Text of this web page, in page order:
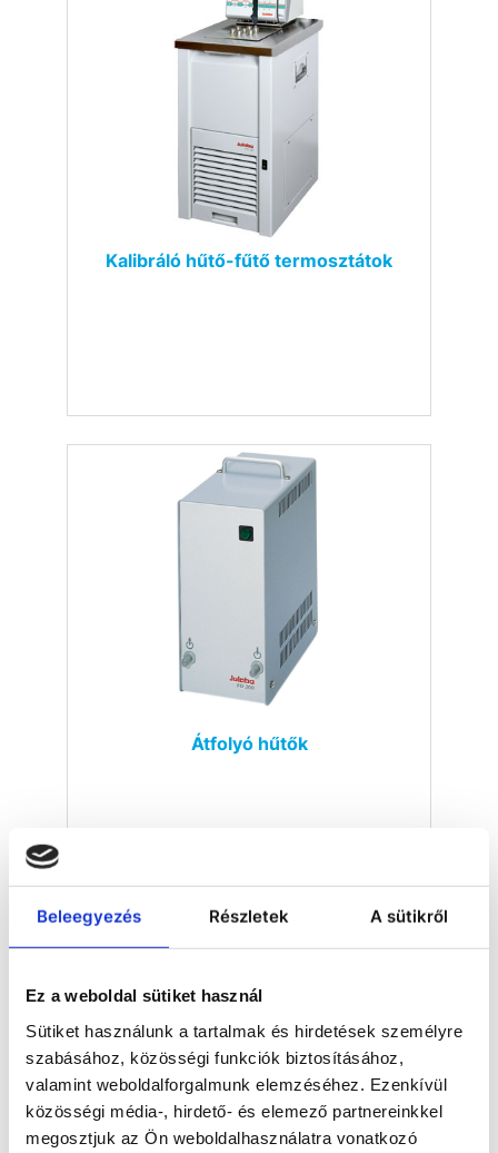
Beleegyezés Részletek A sütikről
Ez a weboldal sütiket használ
Sütiket használunk a tartalmak és hirdetések személyre
szabásához, közösségi funkciók biztosításához,
valamint weboldalforgalmunk elemzéséhez. Ezenkívül
közösségi média-, hirdető- és elemező partnereinkkel
megosztjuk az Ön weboldalhasználatra vonatkozó
Kalibráló hűtő-fűtő termosztátok
Átfolyó hűtők